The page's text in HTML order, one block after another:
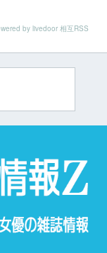
by livedoor 相互RSS